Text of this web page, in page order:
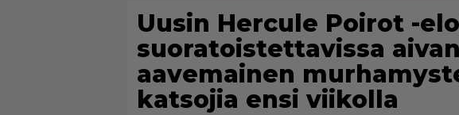
Uusin Hercule Poirot -
suoratoistettavissa
aavemainen
katsojia ensi viikolla